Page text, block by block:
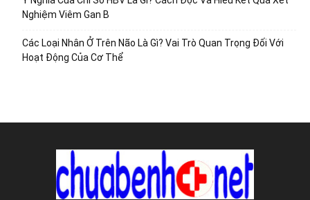
Nghiệm Viêm Gan B
Các Loại Nhân Ở Trên Não Là Gì? Vai Trò Quan Trọng Đối Với
Hoạt Động Của Cơ Thể